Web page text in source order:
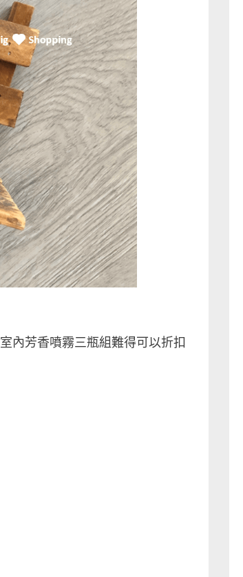
室內芳香噴霧三瓶組難得可以折扣